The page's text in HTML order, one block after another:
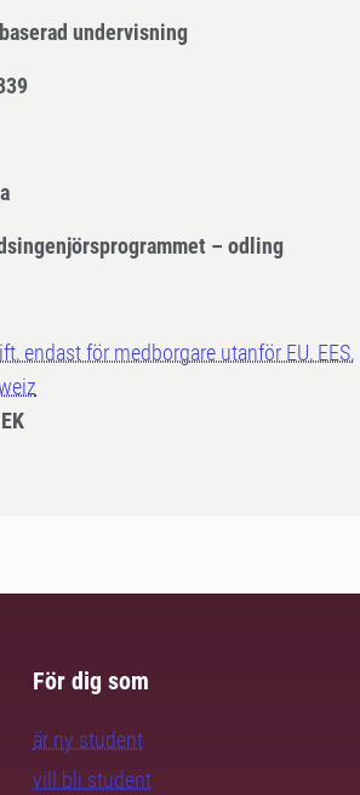
undervisning
– odling
endast för medborgare utanför EU, EES,
För dig som
är ny student
vill bli student